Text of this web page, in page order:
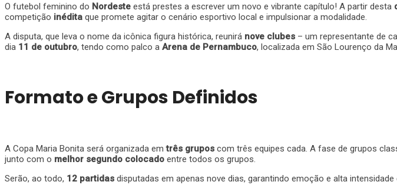
O futebol feminino do Nordeste está prestes a escrever um novo e vibrante capítulo! A partir desta
competição inédita que promete agitar o cenário esportivo local e impulsionar a modalidade.
A disputa, que leva o nome da icônica figura histórica, reunirá nove clubes – um representante de
dia 11 de outubro, tendo como palco a Arena de Pernambuco, localizada em São Lourenço da
Formato e Grupos Definidos
A Copa Maria Bonita será organizada emtrês grupos com três equipes cada. A fase de grupos
junto com o melhor segundo colocado entre todos os grupos.
Serão, ao todo, 12 partidas disputadas em apenas nove dias, garantindo emoção e alta